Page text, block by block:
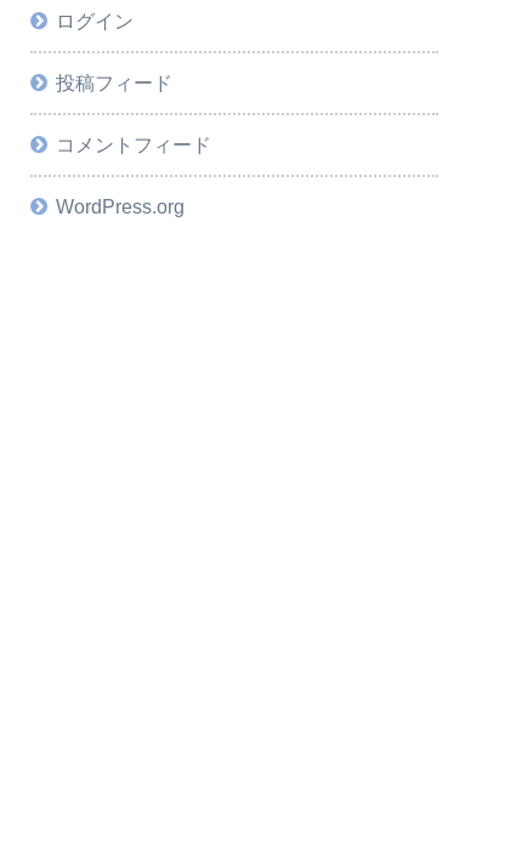
ログイン
投稿フィード
コメントフィード
WordPress.org